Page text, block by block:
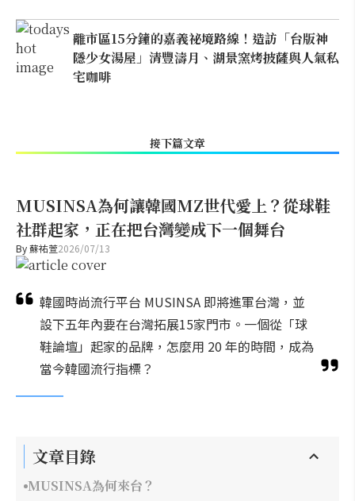
離市區15分鐘的嘉義祕境路線！造訪「台版神
隱少女湯屋」清豐濤月、湖景窯烤披薩與人氣私
宅咖啡
接下篇文章
MUSINSA為何讓韓國MZ世代愛上？從球鞋
社群起家，正在把台灣變成下一個舞台
By蘇祐萱2026/07/13
韓國時尚流行平台 MUSINSA 即將進軍台灣，並
設下五年內要在台灣拓展15家門市。一個從「球
鞋論壇」起家的品牌，怎麼用 20 年的時間，成為
當今韓國流行指標？
文章目錄
MUSINSA為何來台？